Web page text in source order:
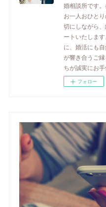
婚相談所です
お一人おひと
切にしながら
ートいたしま
に、婚活にも
が響き合うご
ちが誠実にお手
フォロー